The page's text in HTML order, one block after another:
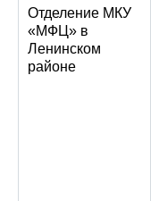
Отделение МКУ
«МФЦ» в
Ленинском
районе